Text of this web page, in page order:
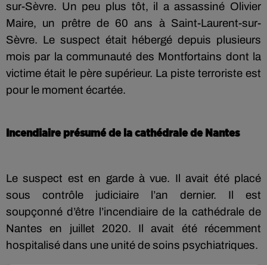
sur-Sèvre. Un peu plus tôt, il a assassiné Olivier
Maire, un prêtre de 60 ans à Saint-Laurent-sur-
Sèvre. Le suspect était hébergé depuis plusieurs
mois par la communauté des Montfortains dont la
victime était le père supérieur. La piste terroriste est
pour le moment écartée.
Incendiaire présumé de la cathédrale de Nantes
Le suspect est en garde à vue. Il avait été placé
sous contrôle judiciaire l’an dernier. Il est
soupçonné d’être l’incendiaire de la cathédrale de
Nantes en juillet 2020. Il avait été récemment
hospitalisé dans une unité de soins psychiatriques.